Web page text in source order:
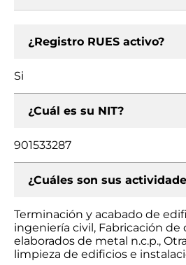
¿Registro RUES activo?
Si
¿Cuál es su NIT?
901533287
¿Cuáles son sus
Terminación y acabado de
ingeniería civil, Fabricación
elaborados de metal n.c.p.,
limpieza de edificios e